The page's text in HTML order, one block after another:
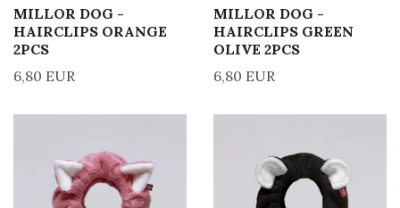
MILLOR DOG -
HAIRCLIPS ORANGE
2PCS
6,80 EUR
MILLOR DOG -
HAIRCLIPS GREEN
OLIVE 2PCS
6,80 EUR